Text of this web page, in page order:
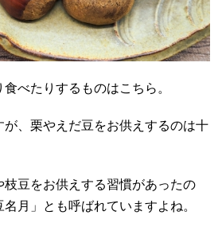
べたりするものはこちら。
が、栗やえだ豆をお供えするのは十
豆をお供えする習慣があったの
月」とも呼ばれていますよね。